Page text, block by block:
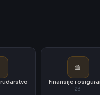
Finansije i
231